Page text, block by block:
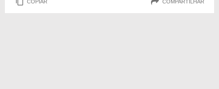
COPIAR COMPARTILHAR